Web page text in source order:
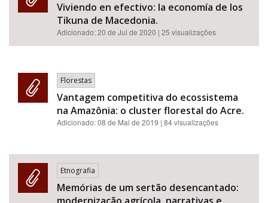
Viviendo en efectivo: la economía de los
Tikuna de Macedonia.
Adicionado:20 de Jul de 2020 | 25 visualizações
Florestas
Vantagem competitiva do ecossistema
na Amazônia: o cluster florestal do Acre.
Adicionado:08 de Mai de 2019 | 84 visualizações
Etnografia
Memórias de um sertão desencantado: